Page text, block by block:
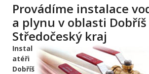
Provádíme instalace
a plynu v oblasti Dobříš
Středočeský kraj
Instal
atéři
Dobříš